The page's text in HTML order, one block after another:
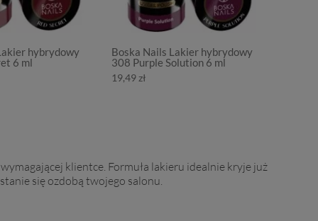
hybrydowy
6 ml
Boska Nails Lakier hybrydowy
308 Purple Solution 6 ml
19,49 zł
klientce. Formuła lakieru idealnie kryje już
się ozdobą twojego salonu.